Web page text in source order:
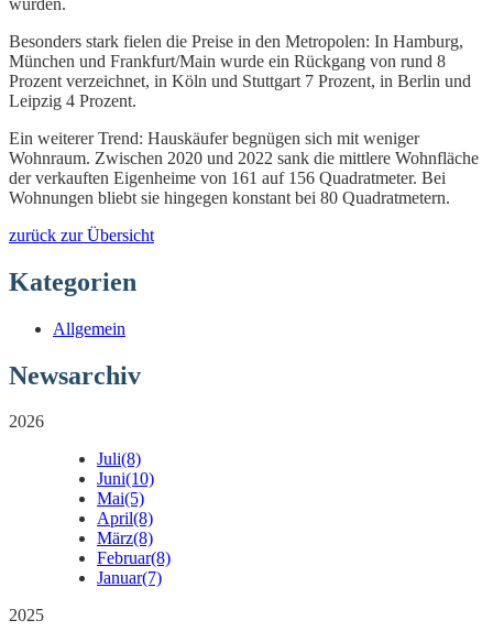
Besonders stark fielen die Preise in den Metropolen: In Hamburg,
München und Frankfurt/Main wurde ein Rückgang von rund 8
Prozent verzeichnet, in Köln und Stuttgart 7 Prozent, in Berlin und
Leipzig 4 Prozent.
Ein weiterer Trend: Hauskäufer begnügen sich mit weniger
Wohnraum. Zwischen 2020 und 2022 sank die mittlere Wohnfläche
der verkauften Eigenheime von 161 auf 156 Quadratmeter. Bei
Wohnungen bliebt sie hingegen konstant bei 80 Quadratmetern.
zurück zur Übersicht
Kategorien
Allgemein
Newsarchiv
2026
Juli(8)
Juni(10)
Mai(5)
April(8)
März(8)
Februar(8)
Januar(7)
2025